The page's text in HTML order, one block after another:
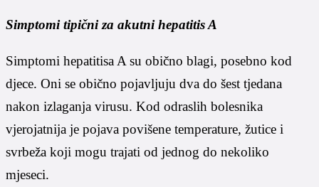
Simptomi tipični za akutni hepatitis A
Simptomi hepatitisa A su obično blagi, posebno kod
djece. Oni se obično pojavljuju dva do šest tjedana
nakon izlaganja virusu. Kod odraslih bolesnika
vjerojatnija je pojava povišene temperature, žutice i
svrbeža koji mogu trajati od jednog do nekoliko
mjeseci.